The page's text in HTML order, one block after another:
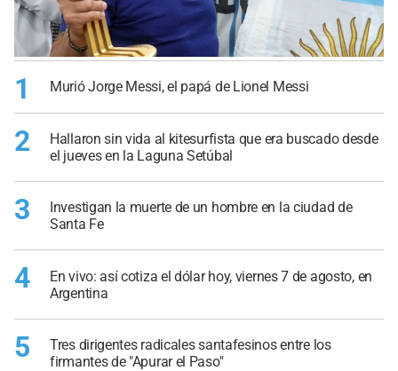
1 Murió Jorge Messi, el papá de Lionel Messi
2
Hallaron sin vida al kitesurfista que era buscado desde
el jueves en la Laguna Setúbal
3
Investigan la muerte de un hombre en la ciudad de
Santa Fe
4
En vivo: así cotiza el dólar hoy, viernes 7 de agosto, en
Argentina
5
Tres dirigentes radicales santafesinos entre los
firmantes de "Apurar el Paso"